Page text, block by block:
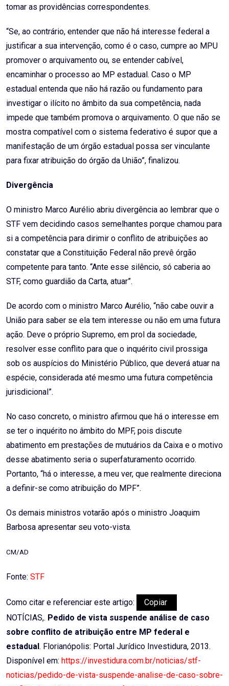
tomar as providências correspondentes.
“Se, ao contrário, entender que não há interesse federal a
justificar a sua intervenção, como é o caso, cumpre ao MPU
promover o arquivamento ou, se entender cabível,
encaminhar o processo ao MP estadual. Caso o MP
estadual entenda que não há razão ou fundamento para
investigar o ilícito no âmbito da sua competência, nada
impede que também promova o arquivamento. O que não se
mostra compatível com o sistema federativo é supor que a
manifestação de um órgão estadual possa ser vinculante
para fixar atribuição do órgão da União”, finalizou.
Divergência
O ministro Marco Aurélio abriu divergência ao lembrar que o
STF vem decidindo casos semelhantes porque chamou para
si a competência para dirimir o conflito de atribuições ao
constatar que a Constituição Federal não prevê órgão
competente para tanto. “Ante esse silêncio, só caberia ao
STF, como guardião da Carta, atuar”.
De acordo com o ministro Marco Aurélio, “não cabe ouvir a
União para saber se ela tem interesse ou não em uma futura
ação. Deve o próprio Supremo, em prol da sociedade,
resolver esse conflito para que o inquérito civil prossiga
sob os auspícios do Ministério Público, que deverá atuar na
espécie, considerada até mesmo uma futura competência
jurisdicional”.
No caso concreto, o ministro afirmou que há o interesse em
se ter o inquérito no âmbito do MPF, pois discute
abatimento em prestações de mutuários da Caixa e o motivo
desse abatimento seria o superfaturamento ocorrido.
Portanto, “há o interesse, a meu ver, que realmente direciona
a definir-se como atribuição do MPF”.
Os demais ministros votarão após o ministro Joaquim
Barbosa apresentar seu voto-vista.
CM/AD
Fonte: STF
Como citar e referenciar este artigo:
Copiar
NOTÍCIAS,. Pedido de vista suspende análise de caso
sobre conflito de atribuição entre MP federal e
estadual . Florianópolis: Portal Jurídico Investidura, 2013.
Disponível em: https://investidura.com.br/noticias/stf-
noticias/pedido-de-vista-suspende-analise-de-caso-sobre-